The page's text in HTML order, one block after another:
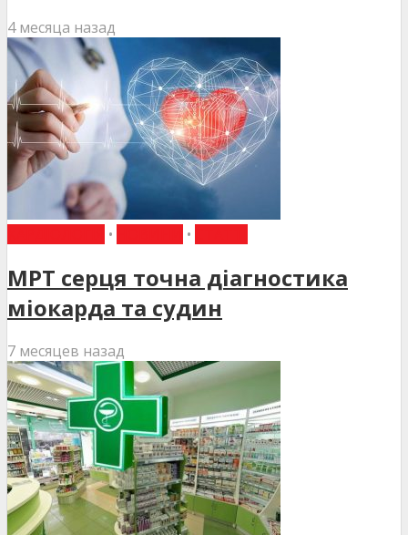
4 месяца назад
• •
МРТ серця точна діагностика
міокарда та судин
7 месяцев назад